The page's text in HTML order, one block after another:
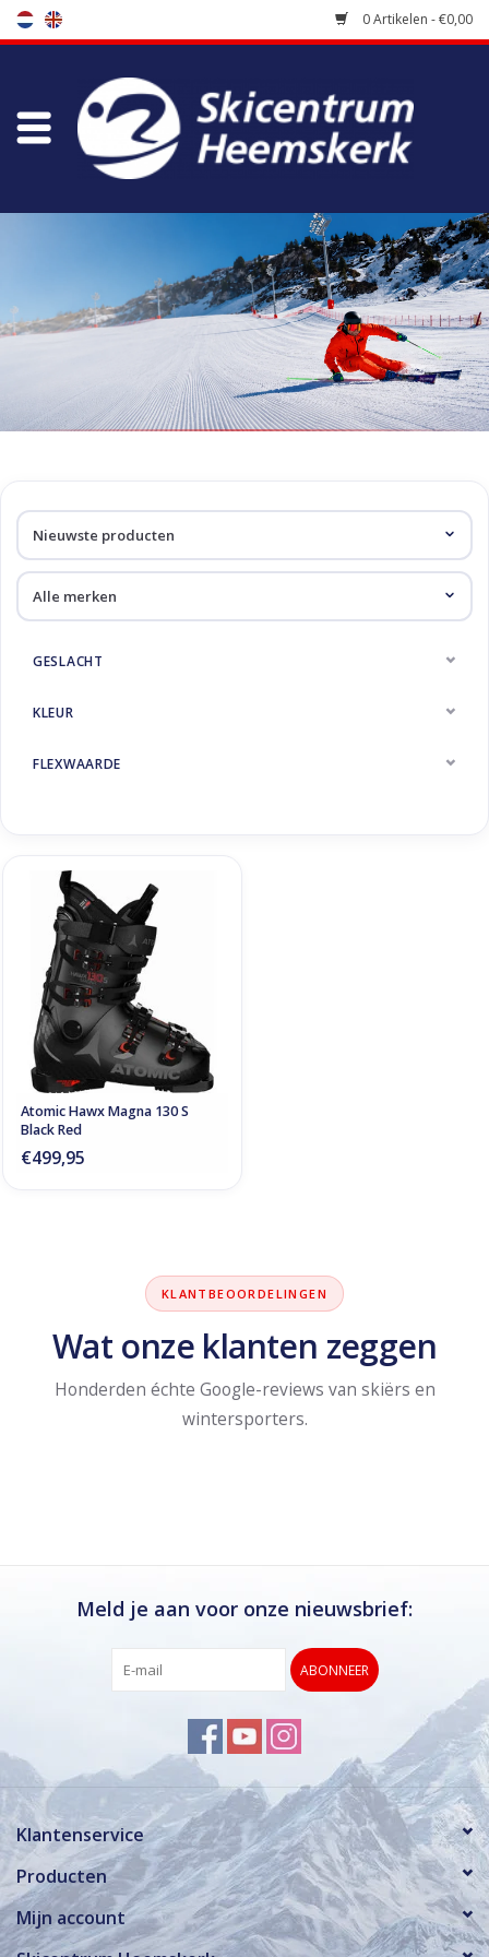
0 Artikelen - €0,00
Winkel
Onderhoud
Koopgidsen
Producten getagd met
magna
GESLACHT
KLEUR
FLEXWAARDE
Atomic Hawx Magna 130 S
Black Red
€499,95
KLANTBEOORDELINGEN
Wat onze klanten zeggen
Honderden échte Google-reviews van skiërs en
wintersporters.
Meld je aan voor onze nieuwsbrief:
ABONNEER
Klantenservice
Producten
Mijn account